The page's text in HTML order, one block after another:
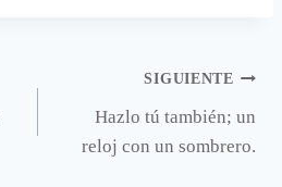
SIGUIENTE
Hazlo tú también; un
reloj con un sombrero.